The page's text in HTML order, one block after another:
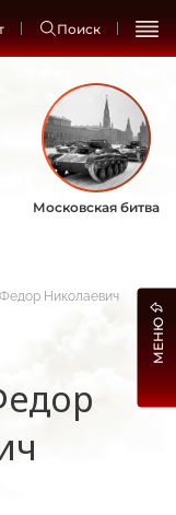
Поиск
Московская битва
Николаевич
МЕНЮ